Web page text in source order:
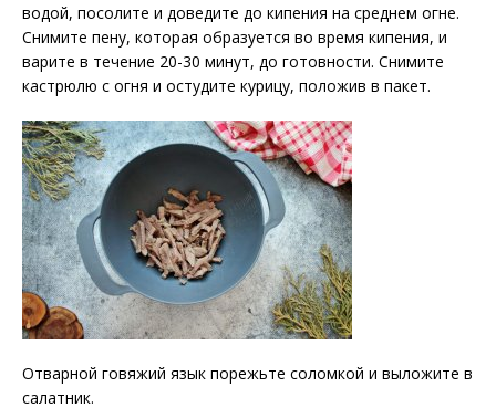
водой, посолите и доведите до кипения на среднем огне.
Снимите пену, которая образуется во время кипения, и
варите в течение 20-30 минут, до готовности. Снимите
кастрюлю с огня и остудите курицу, положив в пакет.
Отварной говяжий язык порежьте соломкой и выложите в
салатник.